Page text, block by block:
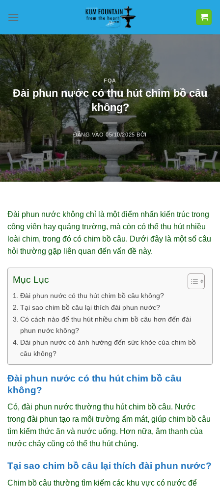
qua
dung
FQA
Đài phun nước có thu hút chim bồ câu
không?
ĐĂNG VÀO05/10/2025 BỞI
Đài phun nước không chỉ là một điểm nhấn kiến trúc trong
công viên hay quảng trường, mà còn có thể thu hút nhiều
loài chim, trong đó có chim bồ câu. Dưới đây là một số câu
hỏi thường gặp liên quan đến vấn đề này.
Mục Lục
Đài phun nước có thu hút chim bồ câu không?
Tại sao chim bồ câu lại thích đài phun nước?
Có cách nào để thu hút nhiều chim bồ câu hơn đến đài
phun nước không?
Đài phun nước có ảnh hưởng đến sức khỏe của chim bồ
câu không?
Đài phun nước có thu hút chim bồ câu
không?
Có, đài phun nước thường thu hút chim bồ câu. Nước
trong đài phun tạo ra môi trường ẩm mát, giúp chim bồ câu
tìm kiếm thức ăn và nước uống. Hơn nữa, âm thanh của
nước chảy cũng có thể thu hút chúng.
Tại sao chim bồ câu lại thích đài phun nước?
Chim bồ câu thường tìm kiếm các khu vực có nước để